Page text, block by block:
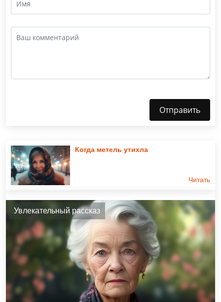
Отправить
Когда метель утихла
Читать
Увлекательный рассказ